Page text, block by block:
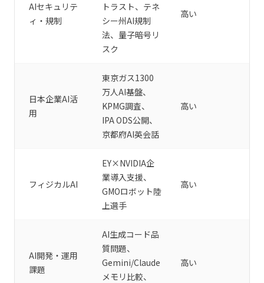
AIセキュリテ
ィ・規制
トラスト、テネ
シー州AI規制
法、量子暗号リ
スク
高い
日本企業AI活
用
東京ガス1300
万人AI基盤、
KPMG調査、
IPA ODS公開、
京都府AI英会話
高い
フィジカルAI
EY×NVIDIA企
業導入支援、
GMOロボット陸
上選手
高い
AI開発・運用
課題
AI生成コード品
質問題、
Gemini/Claude
メモリ比較、
高い